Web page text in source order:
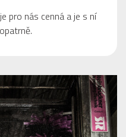
pro nás cenná a je s ní